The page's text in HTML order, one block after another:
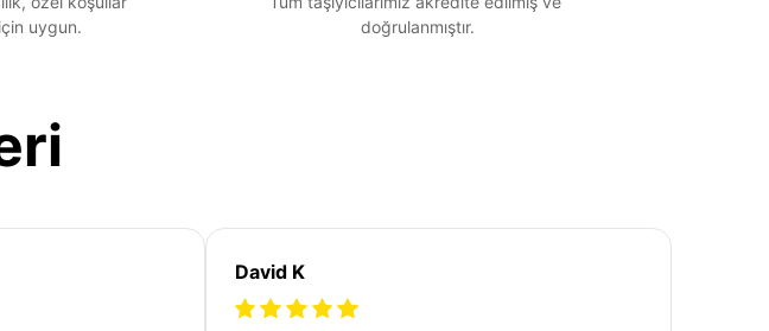
uygun.
doğrulanmıştır.
David K